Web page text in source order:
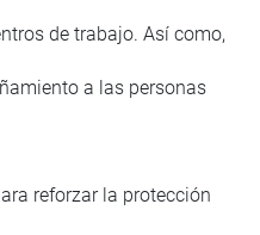
de trabajo. Así como,
a las personas
reforzar la protección